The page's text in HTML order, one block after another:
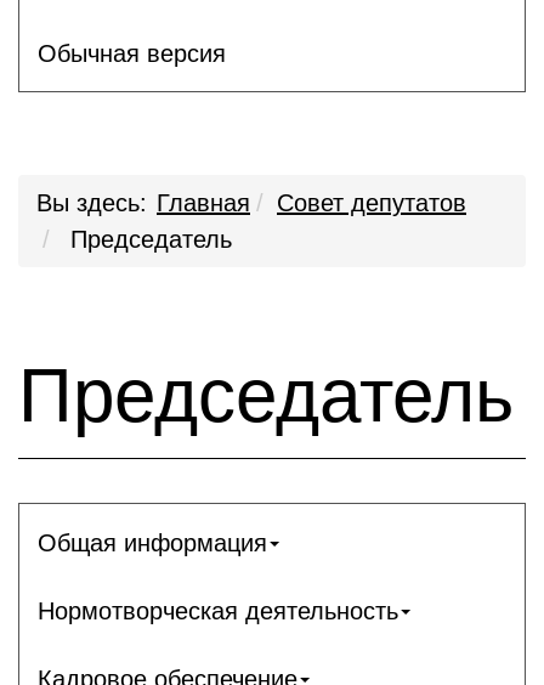
Обычная версия
Вы здесь: Главная
Совет депутатов
Председатель
Председатель
Общая информация
Нормотворческая деятельность
Кадровое обеспечение